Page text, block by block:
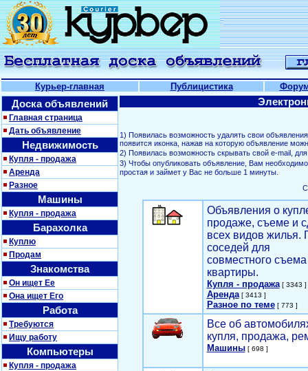
Курьер-главная Публицистика
Доска объявлений
Главная страница
Дать объявление
Недвижимость
Купля - продажа
Аренда
Разное
Машины
Купля - продажа
Барахолка
Куплю
Продам
Знакомства
Он ищет Ее
Она ищет Его
Работа
Требуются
Ищу работу
Компьютеры
Купля - продажа
1) Появилась возможность удалять свои
появится иконка, нажав на которую объявление
2) Появилась возможность скрывать свой е-mail,
3) Чтобы опубликовать объявление, Вам
простая и займет у Вас не больше 1 минуты.
Объявления о
продаже, съеме и
всех видов жилья.
соседей для
совместного съема
квартиры.
Купля - продажа[ 3343 ]
Аренда[ 3413 ]
Разное по теме[ 773 ]
Все об
купля, продажа,
Машины[ 698 ]